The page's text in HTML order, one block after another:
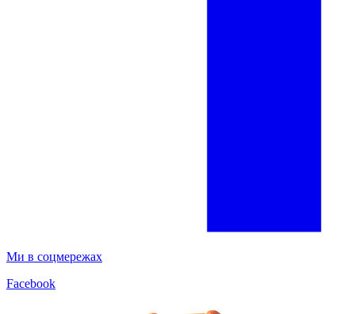
Ми в соцмережах
Facebook